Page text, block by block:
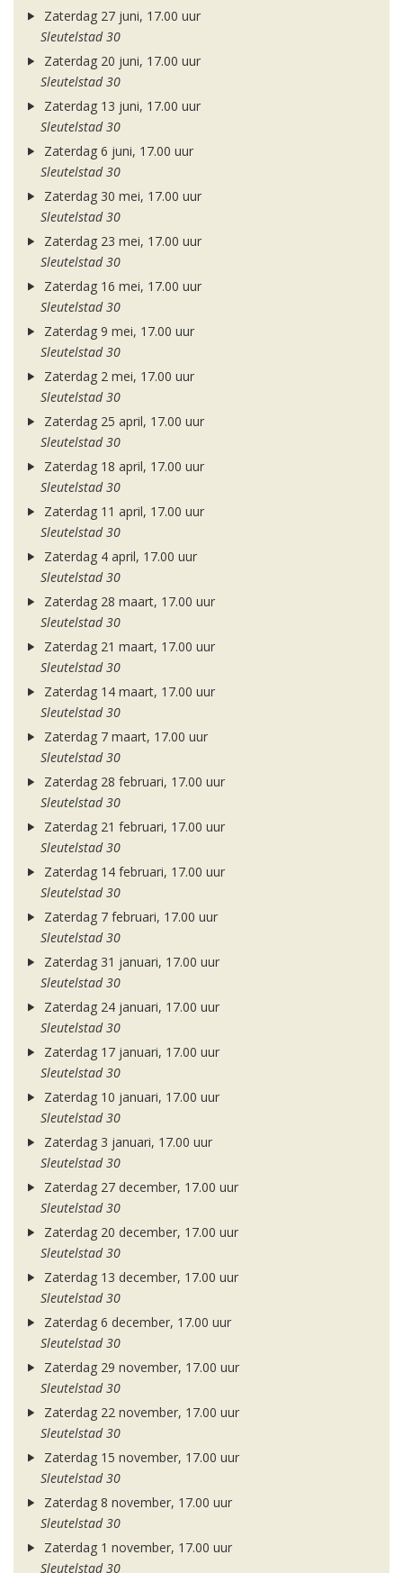
Zaterdag 27 juni, 17.00 uur
Sleutelstad 30
Zaterdag 20 juni, 17.00 uur
Sleutelstad 30
Zaterdag 13 juni, 17.00 uur
Sleutelstad 30
Zaterdag 6 juni, 17.00 uur
Sleutelstad 30
Zaterdag 30 mei, 17.00 uur
Sleutelstad 30
Zaterdag 23 mei, 17.00 uur
Sleutelstad 30
Zaterdag 16 mei, 17.00 uur
Sleutelstad 30
Zaterdag 9 mei, 17.00 uur
Sleutelstad 30
Zaterdag 2 mei, 17.00 uur
Sleutelstad 30
Zaterdag 25 april, 17.00 uur
Sleutelstad 30
Zaterdag 18 april, 17.00 uur
Sleutelstad 30
Zaterdag 11 april, 17.00 uur
Sleutelstad 30
Zaterdag 4 april, 17.00 uur
Sleutelstad 30
Zaterdag 28 maart, 17.00 uur
Sleutelstad 30
Zaterdag 21 maart, 17.00 uur
Sleutelstad 30
Zaterdag 14 maart, 17.00 uur
Sleutelstad 30
Zaterdag 7 maart, 17.00 uur
Sleutelstad 30
Zaterdag 28 februari, 17.00 uur
Sleutelstad 30
Zaterdag 21 februari, 17.00 uur
Sleutelstad 30
Zaterdag 14 februari, 17.00 uur
Sleutelstad 30
Zaterdag 7 februari, 17.00 uur
Sleutelstad 30
Zaterdag 31 januari, 17.00 uur
Sleutelstad 30
Zaterdag 24 januari, 17.00 uur
Sleutelstad 30
Zaterdag 17 januari, 17.00 uur
Sleutelstad 30
Zaterdag 10 januari, 17.00 uur
Sleutelstad 30
Zaterdag 3 januari, 17.00 uur
Sleutelstad 30
Zaterdag 27 december, 17.00 uur
Sleutelstad 30
Zaterdag 20 december, 17.00 uur
Sleutelstad 30
Zaterdag 13 december, 17.00 uur
Sleutelstad 30
Zaterdag 6 december, 17.00 uur
Sleutelstad 30
Zaterdag 29 november, 17.00 uur
Sleutelstad 30
Zaterdag 22 november, 17.00 uur
Sleutelstad 30
Zaterdag 15 november, 17.00 uur
Sleutelstad 30
Zaterdag 8 november, 17.00 uur
Sleutelstad 30
Zaterdag 1 november, 17.00 uur
Sleutelstad 30